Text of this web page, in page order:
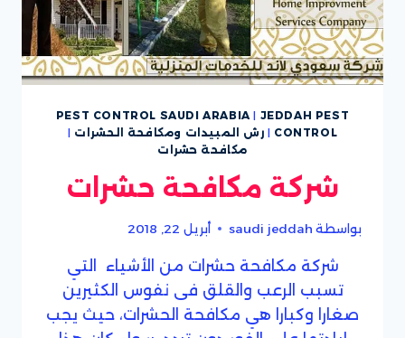
PEST CONTROL SAUDI ARABIA| JEDDAH PEST
CONTROL
| رش المبيدات ومكافحة الحشرات |
مكافحة حشرات
شركة مكافحة حشرات
بواسطة saudi jeddah أبريل 22, 2018
شركة مكافحة حشرات من الأشياء التي
تسبب الرعب والقلق فى نفوس الكثيرين
صغارا وكبارا هي مكافحة الحشرات، حيث يجب